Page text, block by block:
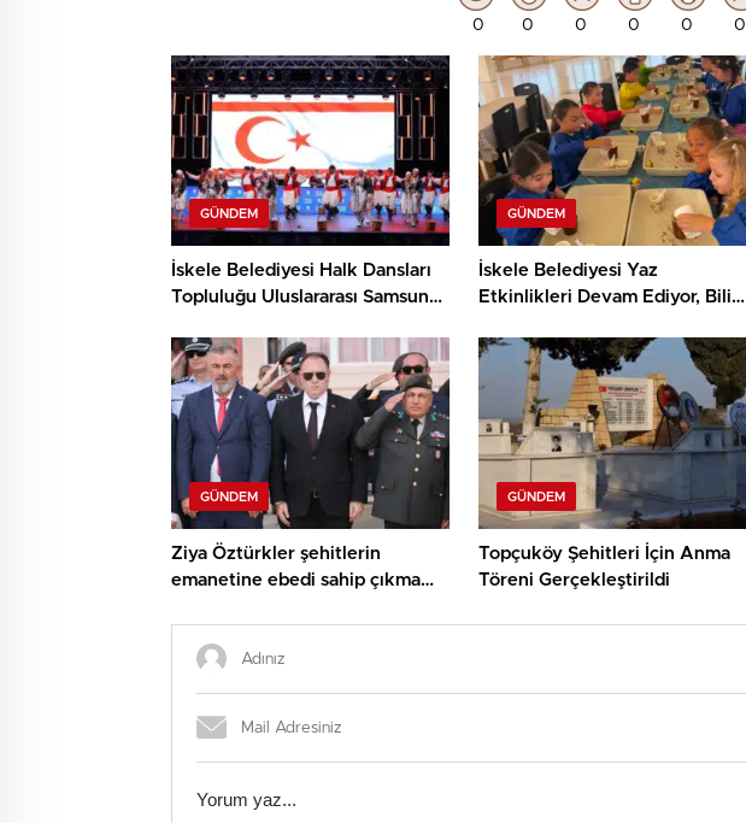
0 0 0 0 0 0
GÜNDEM
İskele Belediyesi Halk Dansları
Topluluğu Uluslararası Samsun
KKTC’yi Gururla Temsil Ediyor
GÜNDEM
İskele Belediyesi Yaz
Etkinlikleri Devam Ediyor, Bilim
Çocuklar Öne Çıktı
GÜNDEM
Ziya Öztürkler şehitlerin
emanetine ebedi sahip çıkma
GÜNDEM
Topçuköy Şehitleri İçin Anma
Töreni Gerçekleştirildi